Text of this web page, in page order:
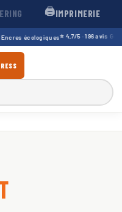
🖨️IMPRIMERIE
écologiques⭐ 4,7/5 · 196 avis Google